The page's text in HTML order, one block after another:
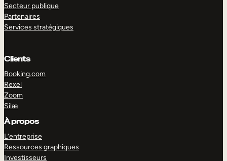
Secteur publique
Partenaires
Services stratégiques
Clients
Booking.com
Rexel
Zoom
Silæ
À propos
L’entreprise
Ressources graphiques
Investisseurs